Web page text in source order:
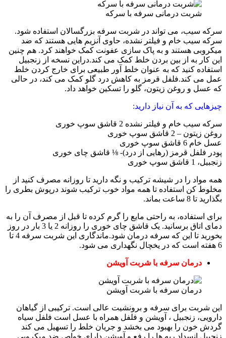
درمانی سرفه با سرکه
می تواند در شربت سرفه بزرگسالان استفاده شود.
خام و فیلتر نشده، حاوی آنزیم هایی هستند که ضد
هستند و به پاک سازی عفونت کمک خواهند کرد. هم چنین
به از بین بردن خلط کمک می کند.دراین نسخه از زنجبیل
کنید که به عنوان خلط آور طبیعی برای خارج کردن خلط
کند.فلفل قرمز به کاهش درد گلو کمک می کند، در حالی
و روغن زیتون، گلو را تسکین خواهد داد.
که به آن نیاز دارید:
و فیلتر نشده 2 قاشق سوپ خوری
سوپ خوری
خوری
قرمز (رهایی از درد)- ⅛ قاشق چای خوری
را در شیشه ترکیب و نگه دارید تا روزانه مصرف کنید از
استفاده تا همه مواد خوب ترکیب شوند درپوش بطری را
به راحتی مایع را گرم کرده تا قبل از مصرف آن را به
دمای اتاق برسانید. یک قاشق چای خوری را روزانه 2 یا 3 بار در روز
بخورید تا این که سرفه درمان شود.ماندگاری این شربت سرفه 4 تا
سرفه با شربت آویشن
سرفه با شربت آویشن
برای سرفه و برونشیت عالی است. ترکیبی از گیاهان
زنجبیل ، آویشن و فلفل همراه با عسل است فلفل سیاه
را بهبود می بخشد و جریان خلط را تسهیل می کند